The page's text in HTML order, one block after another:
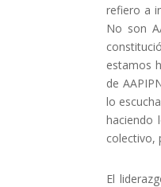
refiero a
No son
estamos
de
lo
haciendo
colectivo,
El